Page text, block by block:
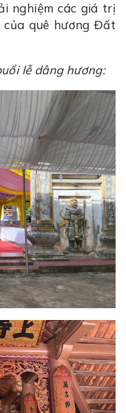
nghiệm các giá trị
quê hương Đất
lễ dâng hương: